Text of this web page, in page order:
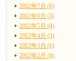
2012年7月 (8)
2012年6月 (3)
2012年5月 (4)
2012年4月 (3)
2012年3月 (6)
2012年2月 (6)